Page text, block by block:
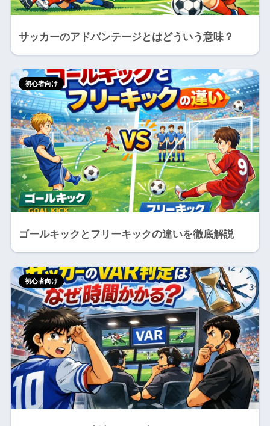
サッカーのアドバンテージとはどういう意味？
ゴールキックとフリーキックの違いを徹底解説
初心者向け
初心者向け